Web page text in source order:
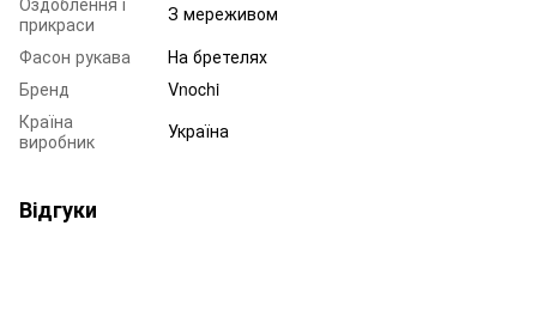
прикраси
З мереживом
Фасон рукава
На бретелях
Бренд
Vnochi
Країна
виробник
Україна
Відгуки